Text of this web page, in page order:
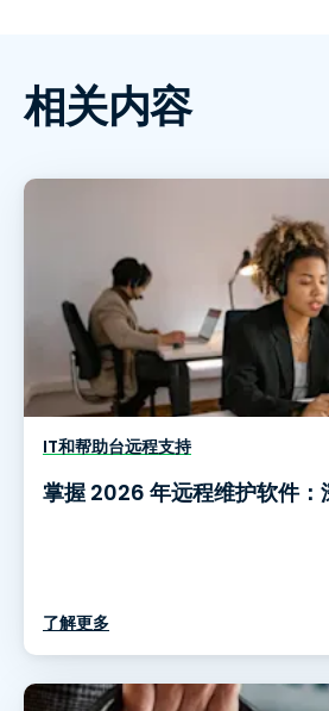
相关内容
IT和帮助台远程支持
掌握 2026 年远程维护软件：
了解更多